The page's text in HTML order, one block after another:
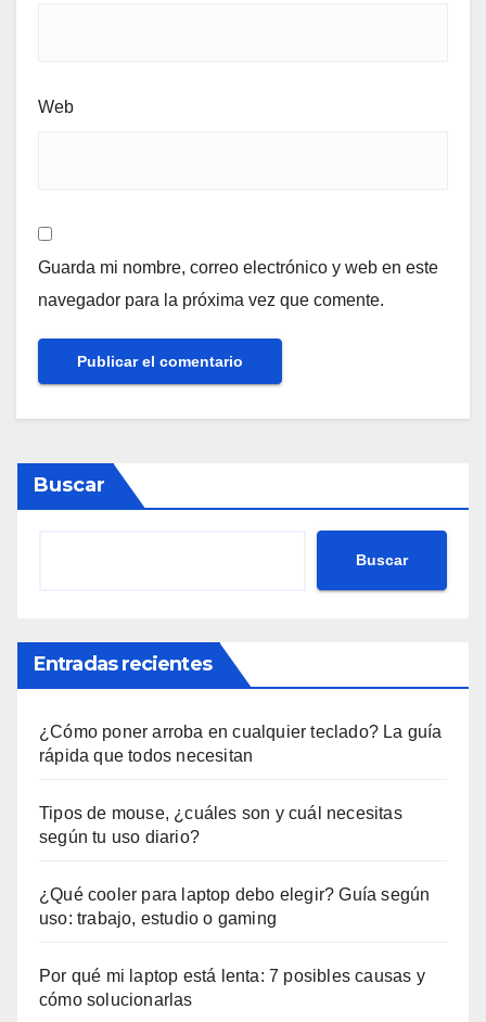
Web
Guarda mi nombre, correo electrónico y web en este
navegador para la próxima vez que comente.
Buscar
Buscar
Entradas recientes
¿Cómo poner arroba en cualquier teclado? La guía
rápida que todos necesitan
Tipos de mouse, ¿cuáles son y cuál necesitas
según tu uso diario?
¿Qué cooler para laptop debo elegir? Guía según
uso: trabajo, estudio o gaming
Por qué mi laptop está lenta: 7 posibles causas y
cómo solucionarlas